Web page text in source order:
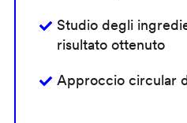
Studio degli
risultato ottenuto
Approccio circular